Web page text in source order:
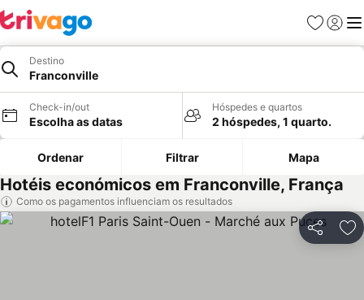
Favoritos
Iniciar
Destino
Franconville
Check-in/out
Escolha as datas
Hóspedes e quartos
2 hóspedes, 1 quarto.
Ordenar Filtrar Mapa
Hotéis económicos em Franconville, França
Como os pagamentos influenciam os resultados
Partilhar